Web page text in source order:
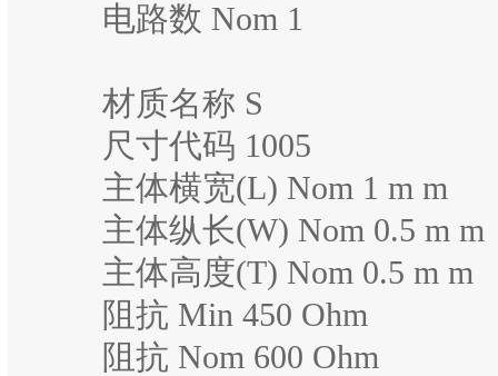
电路数 Nom 1
材质名称 S
尺寸代码 1005
主体横宽(L) Nom 1 m m
主体纵长(W) Nom 0.5 m m
主体高度(T) Nom 0.5 m m
阻抗 Min 450 Ohm
阻抗 Nom 600 Ohm